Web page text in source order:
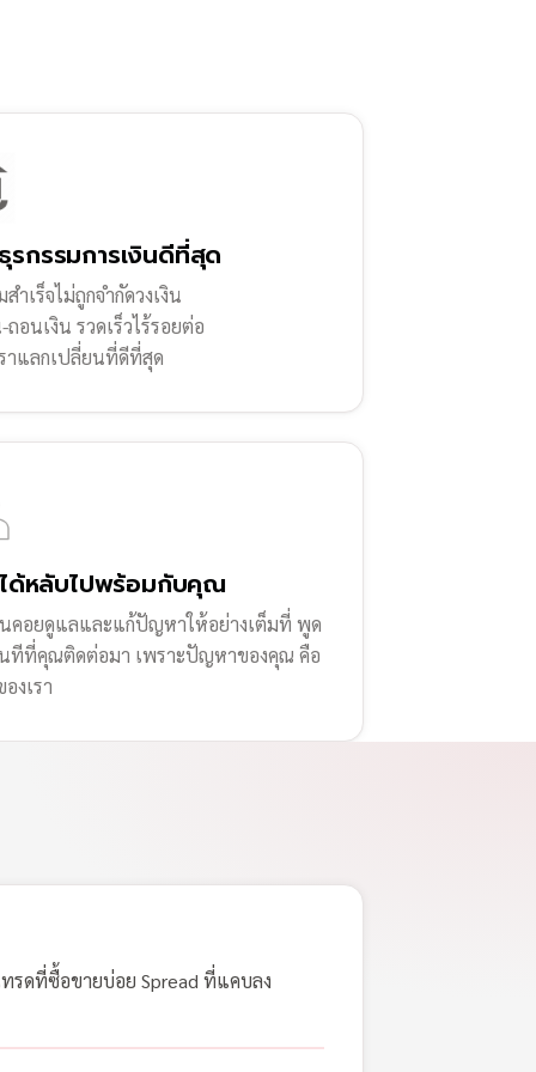
กรรมการเงินดีที่สุด
ำเร็จไม่ถูกจำกัดวงเงิน
ถอนเงิน รวดเร็วไร้รอยต่อ
าแลกเปลี่ยนที่ดีที่สุด
ได้หลับไปพร้อมกับคุณ
คอยดูแลและแก้ปัญหาให้อย่างเต็มที่ พูด
ทีที่คุณติดต่อมา เพราะปัญหาของคุณ คือ
งเรา
รดที่ซื้อขายบ่อย Spread ที่แคบลง